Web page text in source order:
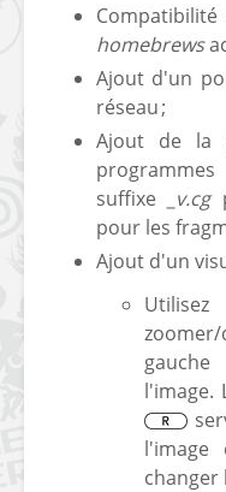
homebrews
Ajout d'un
réseau ;
Ajout de la
suffixe
_v.cg
pour les
Ajout d'un
l'image.
changer